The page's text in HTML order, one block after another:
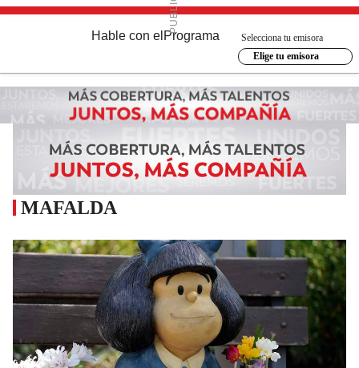
Hable con el Programa
Selecciona tu emisora
Elige tu emisora
MAFALDA